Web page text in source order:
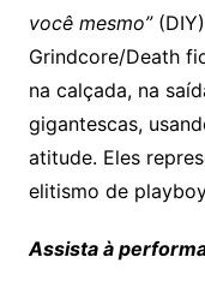
você mesmo”
Grindcore/Death
na calçada, na
gigantescas,
atitude. Eles
elitismo de
Assista à